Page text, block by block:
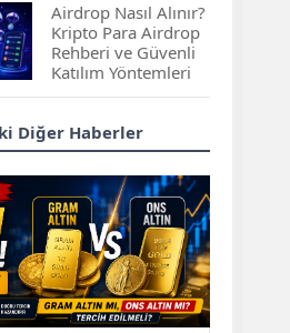
Airdrop Nasıl Alınır?
Kripto Para Airdrop
Rehberi ve Güvenli
Katılım Yöntemleri
Spot ve Vadeli İşlem
Arasındaki Farklar |
İçin Daha Uygun?
ABD-İran Anlaşması
Sonrası Altın Rekora
Koştu, Petrol
Fiyatları Sert Düştü
Diğer Haberler